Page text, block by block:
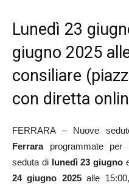
Lunedì 23
giugno 2025
consiliare
con diretta
FERRARA – Nuove
Ferraraprogrammate per
seduta di lunedì 23 giugno
24 giugno 2025alle